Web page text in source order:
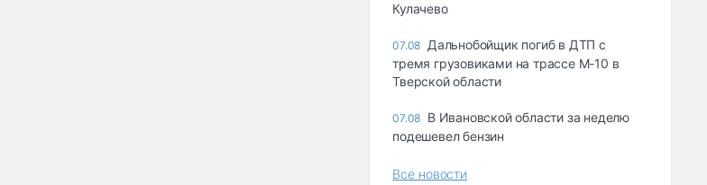
Кулачево
07.08 Дальнобойщик погиб в ДТП с
тремя грузовиками на трассе М-10 в
Тверской области
07.08 В Ивановской области за неделю
подешевел бензин
Все новости